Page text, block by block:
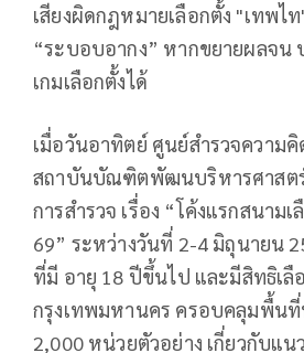
เสียงผิดกฎหมายเลือกตั้ง "เทพไ
“ระบอบอากง” หากขยายผลจน
เกมเลือกตั้งได้
เมื่อวันอาทิตย์ ศูนย์สำรวจความ
สถาบันบัณฑิตพัฒนบริหารศาสตร์
การสำรวจ เรื่อง “โค้งแรกสนาม
69” ระหว่างวันที่ 2-4 มิถุนายน
ที่มี อายุ 18 ปีขึ้นไป และมีสิทธิเลื
กรุงเทพมหานคร ครอบคลุมพื้นที่
2,000 หน่วยตัวอย่าง เกี่ยวกับแ